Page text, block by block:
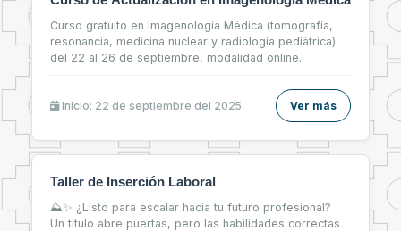
Curso gratuito en Imagenología Médica (tomografía,
resonancia, medicina nuclear y radiología pediátrica)
del 22 al 26 de septiembre, modalidad online.
Inicio: 22 de septiembre del 2025 Ver más
Taller de Inserción Laboral
⛰✨ ¿Listo para escalar hacia tu futuro profesional?
Un título abre puertas, pero las habilidades correctas